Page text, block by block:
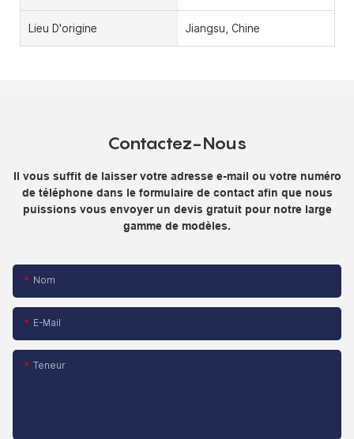
Lieu D'origine Jiangsu, Chine
Contactez-Nous
Il vous suffit de laisser votre adresse e-mail ou votre numéro
de téléphone dans le formulaire de contact afin que nous
puissions vous envoyer un devis gratuit pour notre large
gamme de modèles.
Nom
E-Mail
Teneur